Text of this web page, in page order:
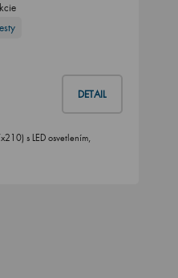
DETAIL
s LED osvetlením,